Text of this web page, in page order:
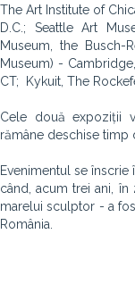
The Art Institute of
D.C.; Seattle Art
Museum, the Busch-
Museum) -
CT; Kykuit, The
Cele două expoziții
rămâne deschise timp
Evenimentul se înscrie
când, acum trei ani, în
marelui sculptor - a
România.